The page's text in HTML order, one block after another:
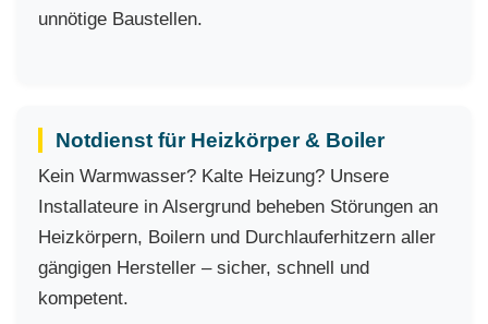
unnötige Baustellen.
Notdienst für Heizkörper & Boiler
Kein Warmwasser? Kalte Heizung? Unsere
Installateure in Alsergrund beheben Störungen an
Heizkörpern, Boilern und Durchlauferhitzern aller
gängigen Hersteller – sicher, schnell und
kompetent.